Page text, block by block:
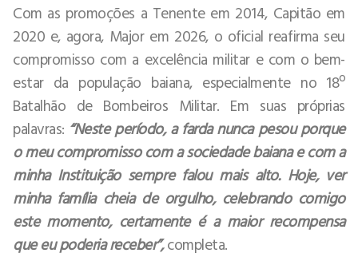
Com as promoções a Tenente em 2014, Capitão em
2020 e, agora, Major em 2026, o oficial reafirma seu
compromisso com a excelência militar e com o bem-
estar da população baiana, especialmente no 18º
Batalhão de Bombeiros Militar. Em suas próprias
palavras: “Neste período, a farda nunca pesou porque
o meu compromisso com a sociedade baiana e com a
minha Instituição sempre falou mais alto. Hoje, ver
minha família cheia de orgulho, celebrando comigo
este momento, certamente é a maior recompensa
que eu poderia receber”,completa.